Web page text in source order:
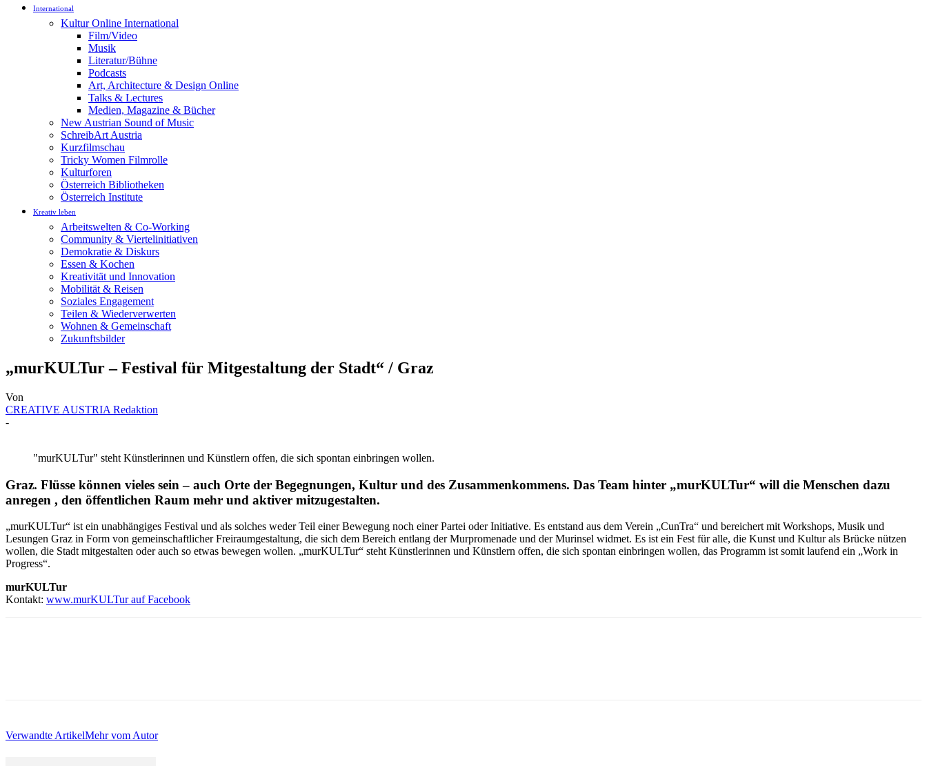
International
Kultur Online International
Film/Video
Musik
Literatur/Bühne
Podcasts
Art, Architecture & Design Online
Talks & Lectures
Medien, Magazine & Bücher
New Austrian Sound of Music
SchreibArt Austria
Kurzfilmschau
Tricky Women Filmrolle
Kulturforen
Österreich Bibliotheken
Österreich Institute
Kreativ leben
Arbeitswelten & Co-Working
Community & Viertelinitiativen
Demokratie & Diskurs
Essen & Kochen
Kreativität und Innovation
Mobilität & Reisen
Soziales Engagement
Teilen & Wiederverwerten
Wohnen & Gemeinschaft
Zukunftsbilder
„murKULTur – Festival für Mitgestaltung der Stadt“ / Graz
Von
CREATIVE AUSTRIA Redaktion
-
"murKULTur" steht Künstlerinnen und Künstlern offen, die sich spontan einbringen wollen.
Graz. Flüsse können vieles sein – auch Orte der Begegnungen, Kultur und des Zusammenkommens. Das Team hinter „murKULTur“ will die Menschen dazu
anregen , den öffentlichen Raum mehr und aktiver mitzugestalten.
„murKULTur“ ist ein unabhängiges Festival und als solches weder Teil einer Bewegung noch einer Partei oder Initiative. Es entstand aus dem Verein „CunTra“ und bereichert mit Workshops, Musik und
Lesungen Graz in Form von gemeinschaftlicher Freiraumgestaltung, die sich dem Bereich entlang der Murpromenade und der Murinsel widmet. Es ist ein Fest für alle, die Kunst und Kultur als Brücke nützen
wollen, die Stadt mitgestalten oder auch so etwas bewegen wollen. „murKULTur“ steht Künstlerinnen und Künstlern offen, die sich spontan einbringen wollen, das Programm ist somit laufend ein „Work in
Progress“.
murKULTur
Kontakt: www.murKULTur auf Facebook
Verwandte ArtikelMehr vom Autor